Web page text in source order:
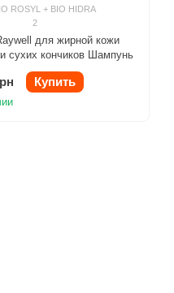
ROSYL + BIO HIDRA
2
для жирной кожи
сухих кончиков Шампунь
250ml + Маска HIDRA
200ml
Купить